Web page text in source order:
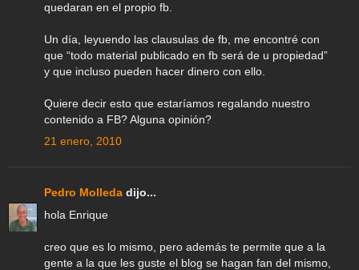
quedaran en el propio fb.
Un día, leyuendo las clausulas de fb, me encontré con
que “todo material publicado en fb será de u propiedad”
y que incluso pueden hacer dinero con ello.
Quiere decir esto que estaríamos regalando nuestro
contenido a FB? Alguna opinión?
21 enero, 2010
Pedro Molleda dijo...
hola Enrique
creo que es lo mismo, pero además te permite que a la
gente a la que les guste el blog se hagan fan del mismo,